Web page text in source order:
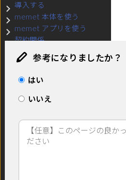
参考になりましたか？
はい
いいえ
サブメニュー 導入する
導入する
サブメニュー memet 本体を使う
memet 本体を使う
サブメニュー memet アプリを使う
memet アプリを使う
サブメニュー 契約関係
契約関係
サブメニュー サポート・サービス
サポート・サービス
本マニュアルについて